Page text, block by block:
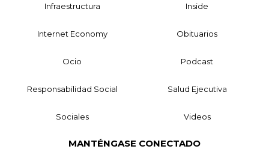
Infraestructura Inside
Internet Economy Obituarios
Ocio Podcast
Responsabilidad Social Salud Ejecutiva
Sociales Videos
MANTÉNGASE CONECTADO